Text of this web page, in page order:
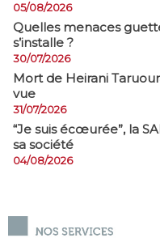
05/08/2026
Quelles menaces
s’installe ?
30/07/2026
Mort de Heirani
vue
31/07/2026
​“Je suis écœurée”, la
sa société
04/08/2026